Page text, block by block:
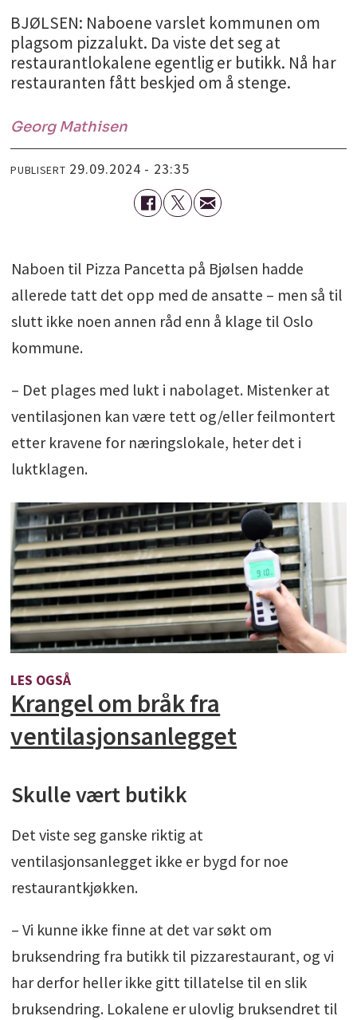
BJØLSEN: Naboene varslet kommunen om
plagsom pizzalukt. Da viste det seg at
restaurantlokalene egentlig er butikk. Nå har
restauranten fått beskjed om å stenge.
Georg Mathisen
PUBLISERT 29.09.2024 - 23:35
Naboen til Pizza Pancetta på Bjølsen hadde
allerede tatt det opp med de ansatte – men så til
slutt ikke noen annen råd enn å klage til Oslo
kommune.
– Det plages med lukt i nabolaget. Mistenker at
ventilasjonen kan være tett og/eller feilmontert
etter kravene for næringslokale, heter det i
luktklagen.
LES OGSÅ
Krangel om bråk fra
ventilasjonsanlegget
Skulle vært butikk
Det viste seg ganske riktig at
ventilasjonsanlegget ikke er bygd for noe
restaurantkjøkken.
– Vi kunne ikke finne at det var søkt om
bruksendring fra butikk til pizzarestaurant, og vi
har derfor heller ikke gitt tillatelse til en slik
bruksendring. Lokalene er ulovlig bruksendret til